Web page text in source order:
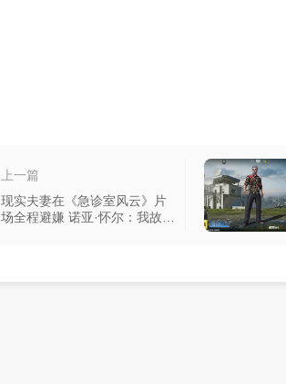
上一篇
现实夫妻在《急诊室风云》片
场全程避嫌 诺亚·怀尔：我故意